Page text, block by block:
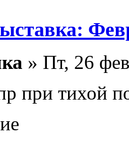
» Пт, 26
при тихой